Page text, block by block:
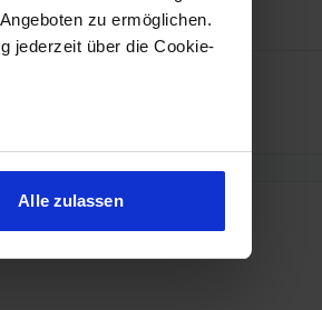
zu ermöglichen.
jederzeit über die Cookie-
können
Präferenzen im
Alle zulassen